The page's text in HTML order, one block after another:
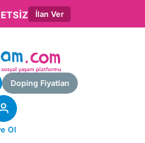
İlan Ver
Doping Fiyatları
Ol